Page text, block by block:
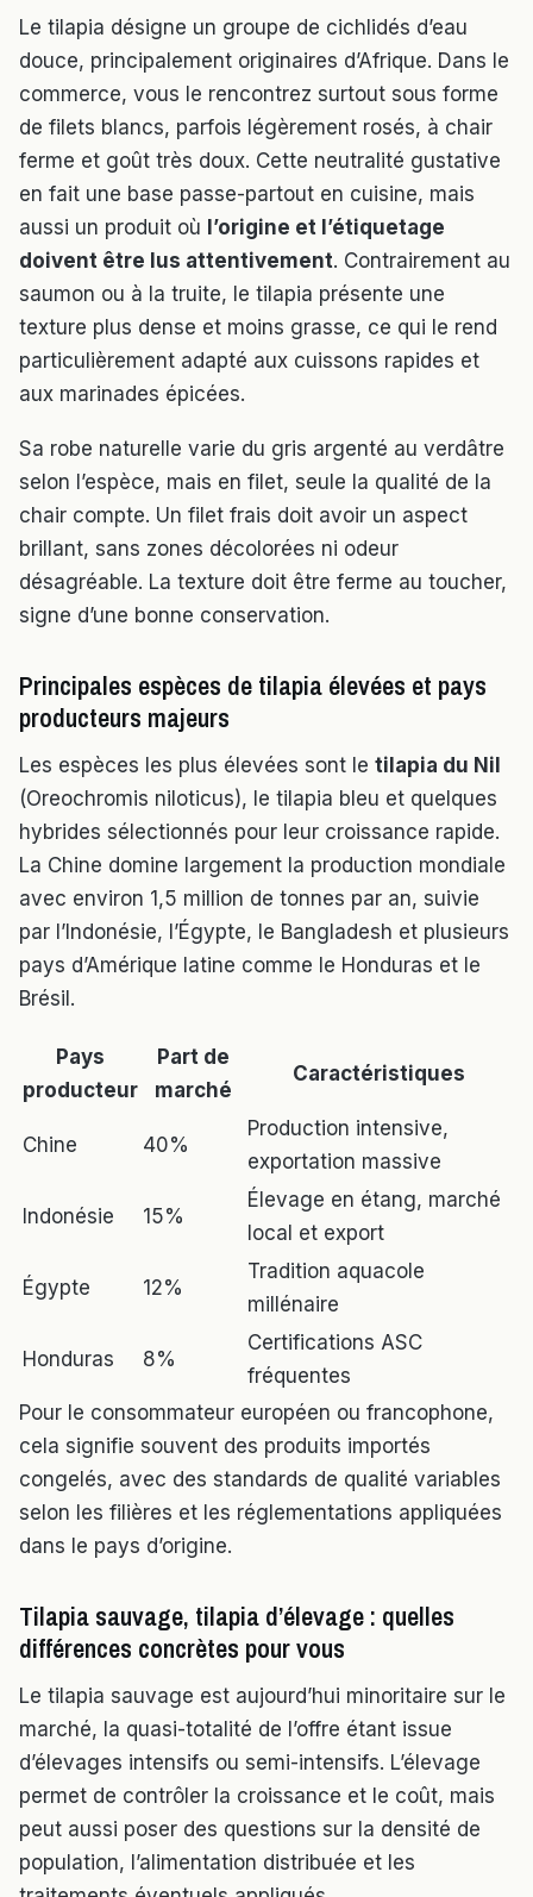
Le tilapia désigne un groupe de cichlidés d’eau
douce, principalement originaires d’Afrique. Dans le
commerce, vous le rencontrez surtout sous forme
de filets blancs, parfois légèrement rosés, à chair
ferme et goût très doux. Cette neutralité gustative
en fait une base passe-partout en cuisine, mais
aussi un produit où l’origine et l’étiquetage
doivent être lus attentivement. Contrairement au
saumon ou à la truite, le tilapia présente une
texture plus dense et moins grasse, ce qui le rend
particulièrement adapté aux cuissons rapides et
aux marinades épicées.
Sa robe naturelle varie du gris argenté au verdâtre
selon l’espèce, mais en filet, seule la qualité de la
chair compte. Un filet frais doit avoir un aspect
brillant, sans zones décolorées ni odeur
désagréable. La texture doit être ferme au toucher,
signe d’une bonne conservation.
Principales espèces de tilapia élevées et pays
producteurs majeurs
Les espèces les plus élevées sont le tilapia du Nil
(Oreochromis niloticus), le tilapia bleu et quelques
hybrides sélectionnés pour leur croissance rapide.
La Chine domine largement la production mondiale
avec environ 1,5 million de tonnes par an, suivie
par l’Indonésie, l’Égypte, le Bangladesh et plusieurs
pays d’Amérique latine comme le Honduras et le
Brésil.
Pays
producteur
Part de
marché
Caractéristiques
Chine 40%
Production intensive,
exportation massive
Indonésie 15%
Élevage en étang, marché
local et export
Égypte 12%
Tradition aquacole
millénaire
Honduras 8%
Certifications ASC
fréquentes
Pour le consommateur européen ou francophone,
cela signifie souvent des produits importés
congelés, avec des standards de qualité variables
selon les filières et les réglementations appliquées
dans le pays d’origine.
Tilapia sauvage, tilapia d’élevage : quelles
différences concrètes pour vous
Le tilapia sauvage est aujourd’hui minoritaire sur le
marché, la quasi-totalité de l’offre étant issue
d’élevages intensifs ou semi-intensifs. L’élevage
permet de contrôler la croissance et le coût, mais
peut aussi poser des questions sur la densité de
population, l’alimentation distribuée et les